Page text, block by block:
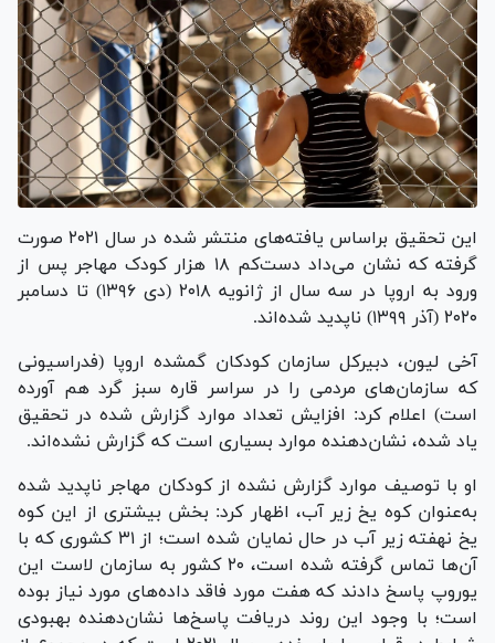
این تحقیق براساس یافته‌های منتشر شده در سال ۲۰۲۱ صورت
گرفته که نشان می‌داد دست‌کم ۱۸ هزار کودک مهاجر پس از
ورود به اروپا در سه سال از ژانویه ۲۰۱۸ (دی ۱۳۹۶) تا دسامبر
۲۰۲۰ (آذر ۱۳۹۹) ناپدید شده‌اند.
آخی لیون، دبیرکل سازمان کودکان گمشده اروپا (فدراسیونی
که سازمان‌های مردمی را در سراسر قاره سبز گرد هم آورده
است) اعلام کرد: افزایش تعداد موارد گزارش شده در تحقیق
یاد شده، نشان‌دهنده موارد بسیاری است که گزارش نشده‌اند.
او با توصیف موارد گزارش نشده از کودکان مهاجر ناپدید شده
به‌عنوان کوه یخ زیر آب، اظهار کرد: بخش بیشتری از این کوه
یخ نهفته زیر آب در حال نمایان شده است؛ از ۳۱ کشوری که با
آن‌ها تماس گرفته شده است، ۲۰ کشور به سازمان لاست این
یوروپ پاسخ دادند که هفت مورد فاقد داده‌های مورد نیاز بوده
است؛ با وجود این روند دریافت پاسخ‌ها نشان‌دهنده بهبودی